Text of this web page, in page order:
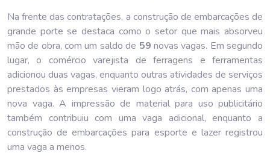
Na frente das contratações, a construção de embarcações de
grande porte se destaca como o setor que mais absorveu
mão de obra, com um saldo de 59 novas vagas. Em segundo
lugar, o comércio varejista de ferragens e ferramentas
adicionou duas vagas, enquanto outras atividades de serviços
prestados às empresas vieram logo atrás, com apenas uma
nova vaga. A impressão de material para uso publicitário
também contribuiu com uma vaga adicional, enquanto a
construção de embarcações para esporte e lazer registrou
uma vaga a menos.